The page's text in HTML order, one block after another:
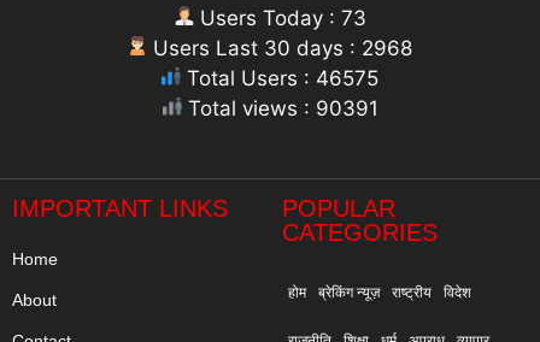
Users Today : 73
Users Last 30 days : 2968
Total Users : 46575
Total views : 90391
IMPORTANT LINKS
Home
About
POPULAR
CATEGORIES
होम ब्रेकिंग न्यूज़ राष्ट्रीय विदेश